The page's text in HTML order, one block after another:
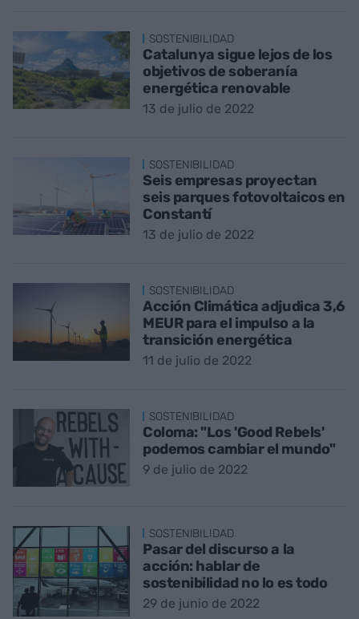
SOSTENIBILIDAD
Catalunya sigue lejos de los
objetivos de soberanía
energética renovable
13 de julio de 2022
SOSTENIBILIDAD
Seis empresas proyectan
seis parques fotovoltaicos en
Constantí
13 de julio de 2022
SOSTENIBILIDAD
Acción Climática adjudica 3,6
MEUR para el impulso a la
transición energética
11 de julio de 2022
SOSTENIBILIDAD
Coloma: "Los 'Good Rebels'
podemos cambiar el mundo"
9 de julio de 2022
SOSTENIBILIDAD
Pasar del discurso a la
acción: hablar de
sostenibilidad no lo es todo
29 de junio de 2022